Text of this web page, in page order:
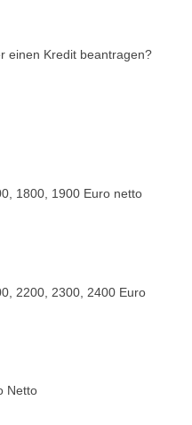
einen Kredit beantragen?
1800, 1900 Euro netto
2200, 2300, 2400 Euro
Netto